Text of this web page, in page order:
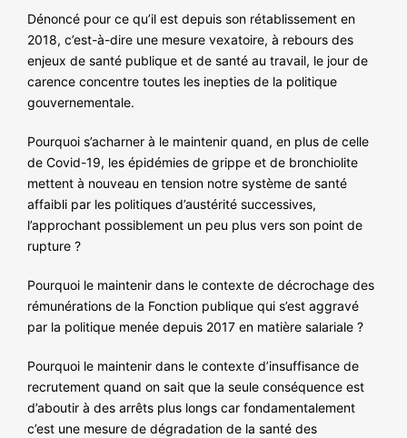
Dénoncé pour ce qu’il est depuis son rétablissement en
2018, c’est-à-dire une mesure vexatoire, à rebours des
enjeux de santé publique et de santé au travail, le jour de
carence concentre toutes les inepties de la politique
gouvernementale.
Pourquoi s’acharner à le maintenir quand, en plus de celle
de Covid-19, les épidémies de grippe et de bronchiolite
mettent à nouveau en tension notre système de santé
affaibli par les politiques d’austérité successives,
l’approchant possiblement un peu plus vers son point de
rupture ?
Pourquoi le maintenir dans le contexte de décrochage des
rémunérations de la Fonction publique qui s’est aggravé
par la politique menée depuis 2017 en matière salariale ?
Pourquoi le maintenir dans le contexte d’insuffisance de
recrutement quand on sait que la seule conséquence est
d’aboutir à des arrêts plus longs car fondamentalement
c’est une mesure de dégradation de la santé des